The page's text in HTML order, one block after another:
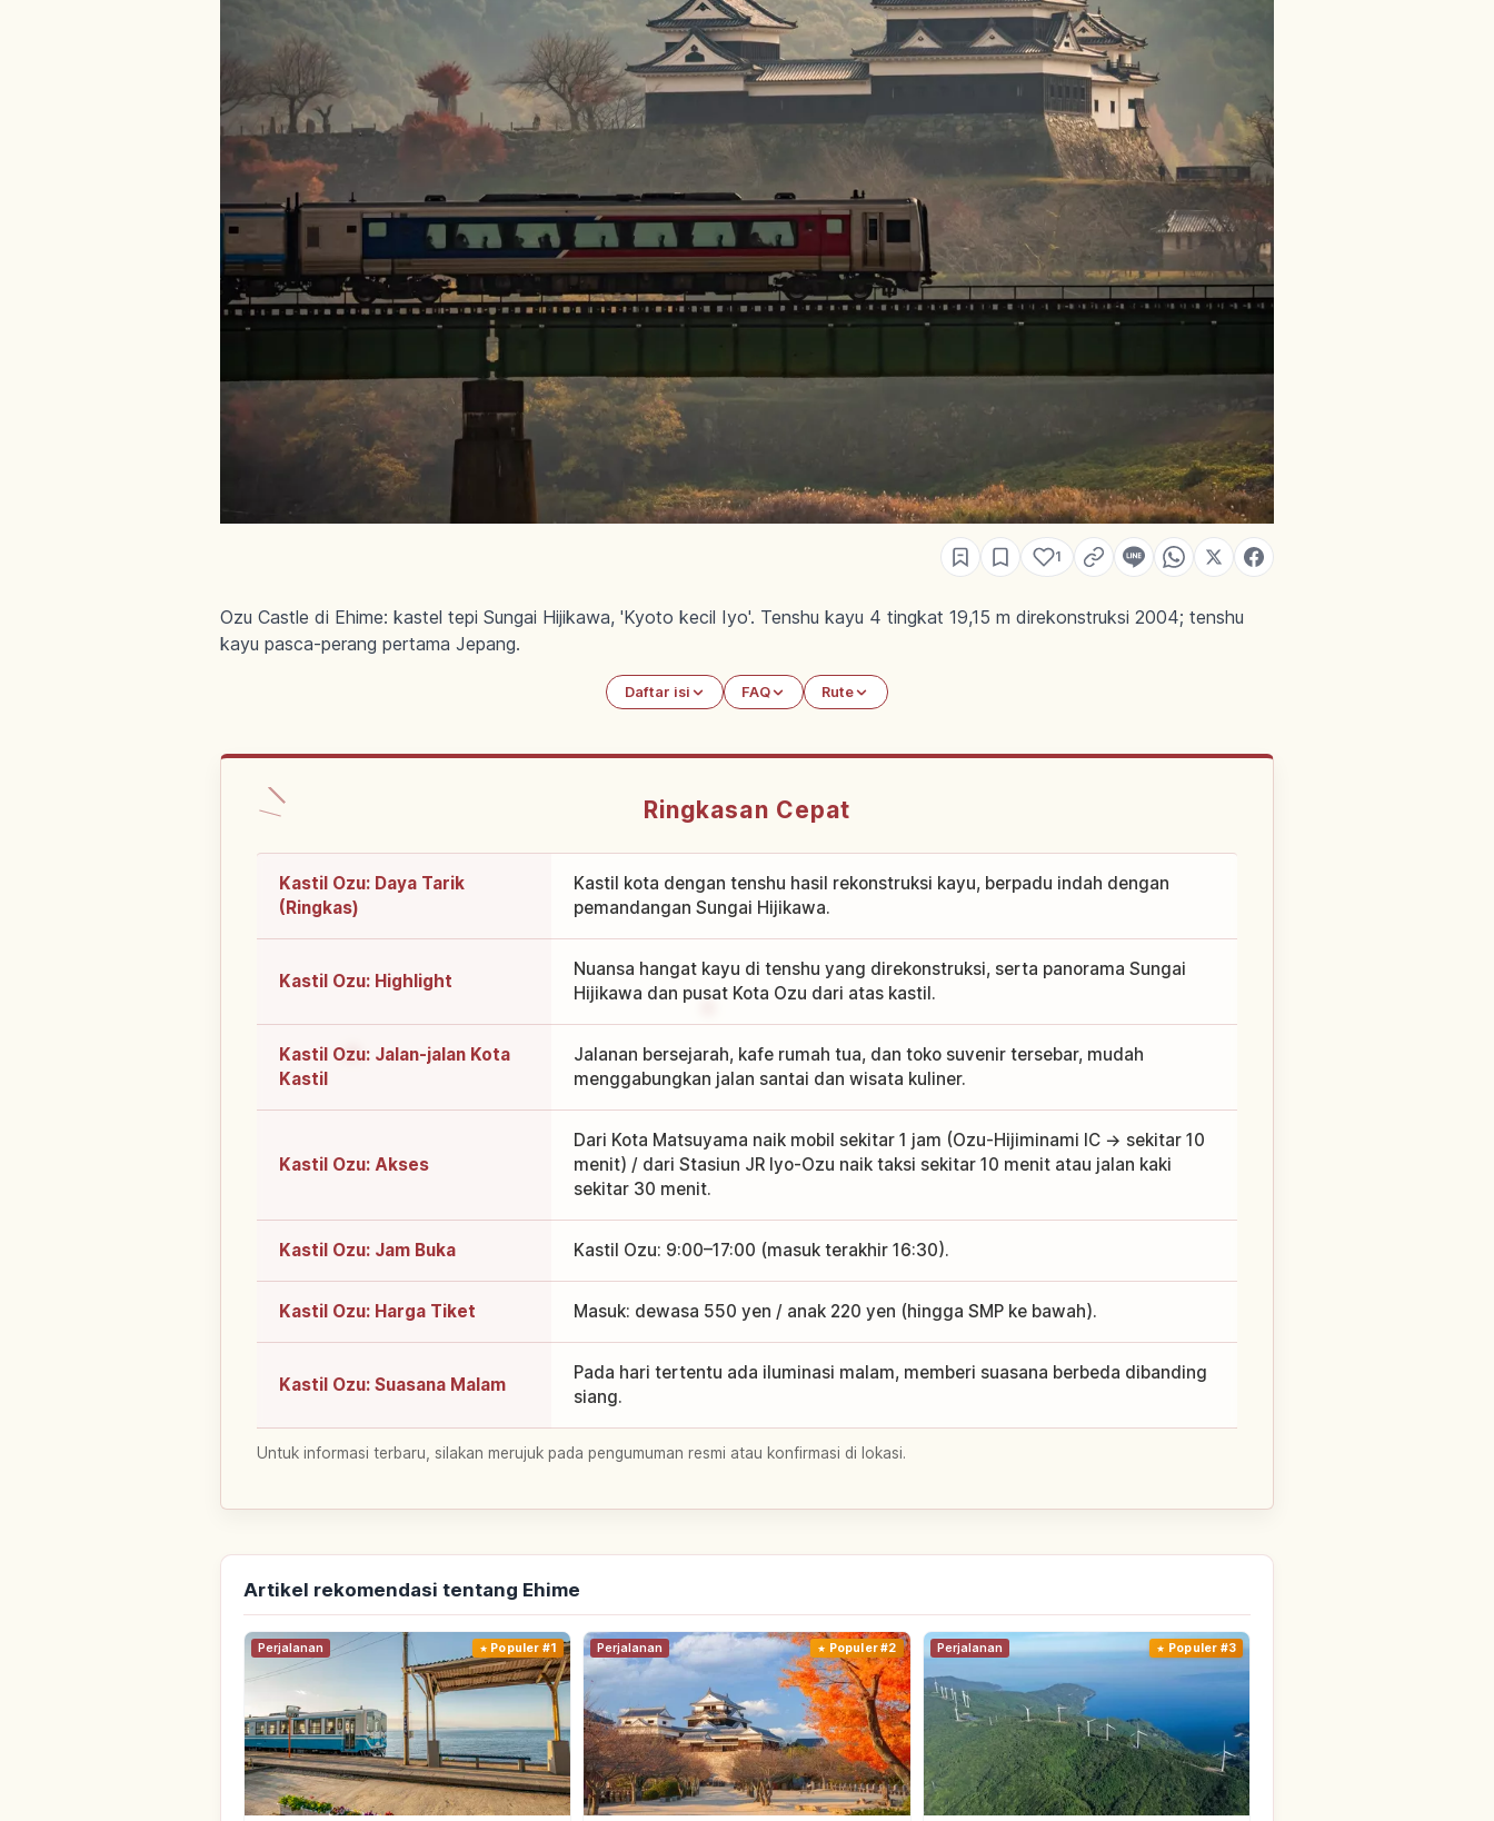
1
Ozu Castle di Ehime: kastel tepi Sungai Hijikawa, 'Kyoto kecil Iyo'. Tenshu kayu 4 tingkat 19,15 m direkonstruksi 2004; tenshu
kayu pasca-perang pertama Jepang.
Daftar isi FAQ Rute
Ringkasan Cepat
Kastil Ozu: Daya Tarik
(Ringkas)
Kastil kota dengan tenshu hasil rekonstruksi kayu, berpadu indah dengan
pemandangan Sungai Hijikawa.
Kastil Ozu: Highlight
Nuansa hangat kayu di tenshu yang direkonstruksi, serta panorama Sungai
Hijikawa dan pusat Kota Ozu dari atas kastil.
Kastil Ozu: Jalan-jalan Kota
Kastil
Jalanan bersejarah, kafe rumah tua, dan toko suvenir tersebar, mudah
menggabungkan jalan santai dan wisata kuliner.
Kastil Ozu: Akses
Dari Kota Matsuyama naik mobil sekitar 1 jam (Ozu-Hijiminami IC → sekitar 10
menit) / dari Stasiun JR Iyo-Ozu naik taksi sekitar 10 menit atau jalan kaki
sekitar 30 menit.
Kastil Ozu: Jam Buka Kastil Ozu: 9:00–17:00 (masuk terakhir 16:30).
Kastil Ozu: Harga Tiket Masuk: dewasa 550 yen / anak 220 yen (hingga SMP ke bawah).
Kastil Ozu: Suasana Malam
Pada hari tertentu ada iluminasi malam, memberi suasana berbeda dibanding
siang.
Untuk informasi terbaru, silakan merujuk pada pengumuman resmi atau konfirmasi di lokasi.
Artikel rekomendasi tentang Ehime
Perjalanan Populer #1 Perjalanan Populer #2 Perjalanan Populer #3